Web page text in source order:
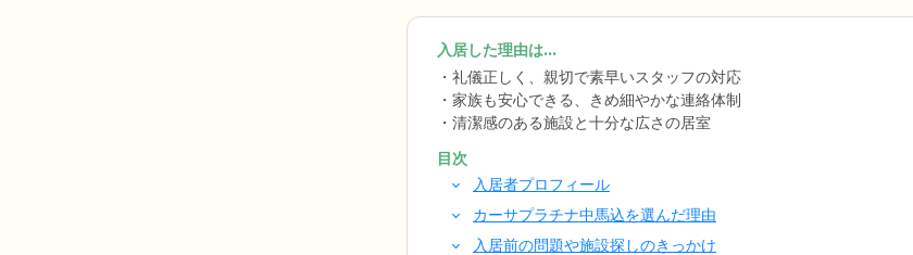
入居した理由は...
礼儀正しく、親切で素早いスタッフの対応
家族も安心できる、きめ細やかな連絡体制
清潔感のある施設と十分な広さの居室
目次
入居者プロフィール
カーサプラチナ中馬込を選んだ理由
入居前の問題や施設探しのきっかけ